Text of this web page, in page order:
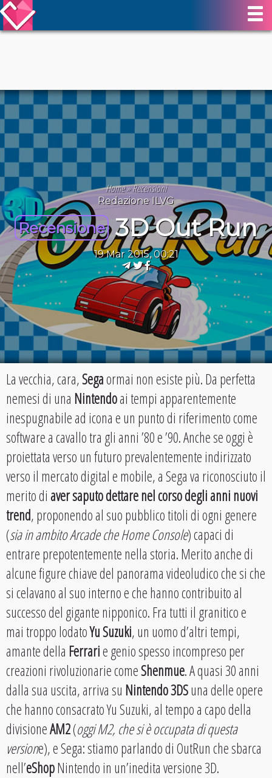
Home»Recensioni
Redazione ILVG
Recensione 3D Out Run
19 Mar 2015, 00:21
La vecchia, cara,Segaormai non esiste più. Da perfetta
nemesi di una Nintendoai tempi apparentemente
inespugnabile ad icona e un punto di riferimento come
software a cavallo tra gli anni ’80 e ’90. Anche se oggi è
proiettata verso un futuro prevalentemente indirizzato
verso il mercato digital e mobile, a Sega va riconosciuto il
merito diaver saputo dettare nel corso degli anni nuovi
trend, proponendo al suo pubblico titoli di ogni genere
(sia in ambito Arcade che Home Console) capaci di
entrare prepotentemente nella storia. Merito anche di
alcune figure chiave del panorama videoludico che si che
si celavano al suo interno e che hanno contribuito al
successo del gigante nipponico. Fra tutti il granitico e
mai troppo lodatoYu Suzuki, un uomo d’altri tempi,
amante della Ferrarie genio spesso incompreso per
creazioni rivoluzionarie comeShenmue. A quasi 30 anni
dalla sua uscita, arriva su Nintendo 3DSuna delle opere
che hanno consacrato Yu Suzuki, al tempo a capo della
divisioneAM2(oggi M2, che si è occupata di questa
versione), e Sega: stiamo parlando di OutRun che sbarca
nell’eShopNintendo in un’inedita versione 3D.